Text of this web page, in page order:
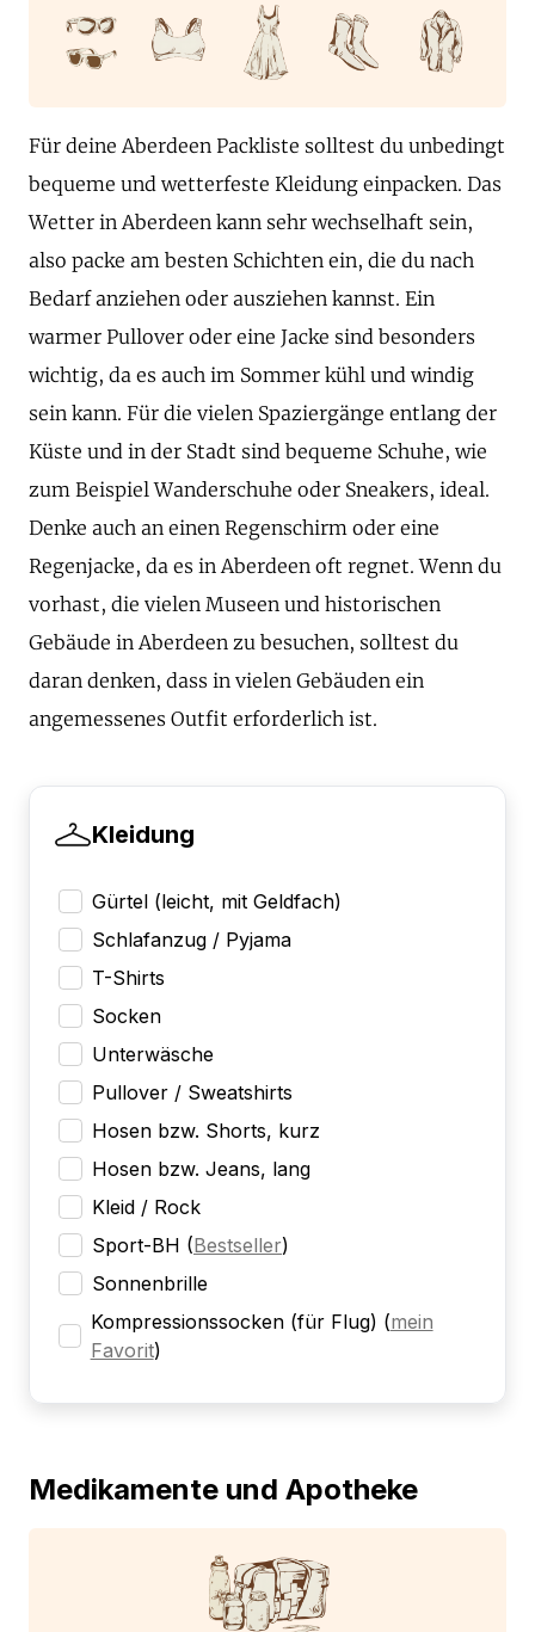
Für deine Aberdeen Packliste solltest du unbedingt
bequeme und wetterfeste Kleidung einpacken. Das
Wetter in Aberdeen kann sehr wechselhaft sein,
also packe am besten Schichten ein, die du nach
Bedarf anziehen oder ausziehen kannst. Ein
warmer Pullover oder eine Jacke sind besonders
wichtig, da es auch im Sommer kühl und windig
sein kann. Für die vielen Spaziergänge entlang der
Küste und in der Stadt sind bequeme Schuhe, wie
zum Beispiel Wanderschuhe oder Sneakers, ideal.
Denke auch an einen Regenschirm oder eine
Regenjacke, da es in Aberdeen oft regnet. Wenn du
vorhast, die vielen Museen und historischen
Gebäude in Aberdeen zu besuchen, solltest du
daran denken, dass in vielen Gebäuden ein
angemessenes Outfit erforderlich ist.
Kleidung
Gürtel (leicht, mit Geldfach)
Schlafanzug / Pyjama
T-Shirts
Socken
Unterwäsche
Pullover / Sweatshirts
Hosen bzw. Shorts, kurz
Hosen bzw. Jeans, lang
Kleid / Rock
Sport-BH (Bestseller)
Sonnenbrille
Kompressionssocken (für Flug) (mein
Favorit)
Medikamente und Apotheke